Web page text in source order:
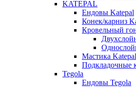
KATEPAL
Ендовы Katepal
Конек/карниз
Кровельный
Мастика Katepal
Подкладочные
Tegola
Ендовы Tegola